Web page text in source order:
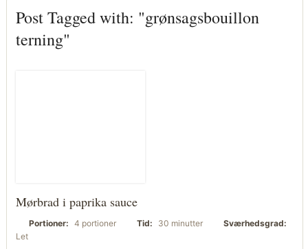
Post Tagged with: "grønsagsbouillon
terning"
Mørbrad i paprika sauce
Portioner: 4 portioner Tid: 30 minutter
Sværhedsgrad:
Let